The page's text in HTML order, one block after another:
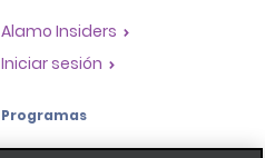
Alamo Insiders
Iniciar sesión
Programas